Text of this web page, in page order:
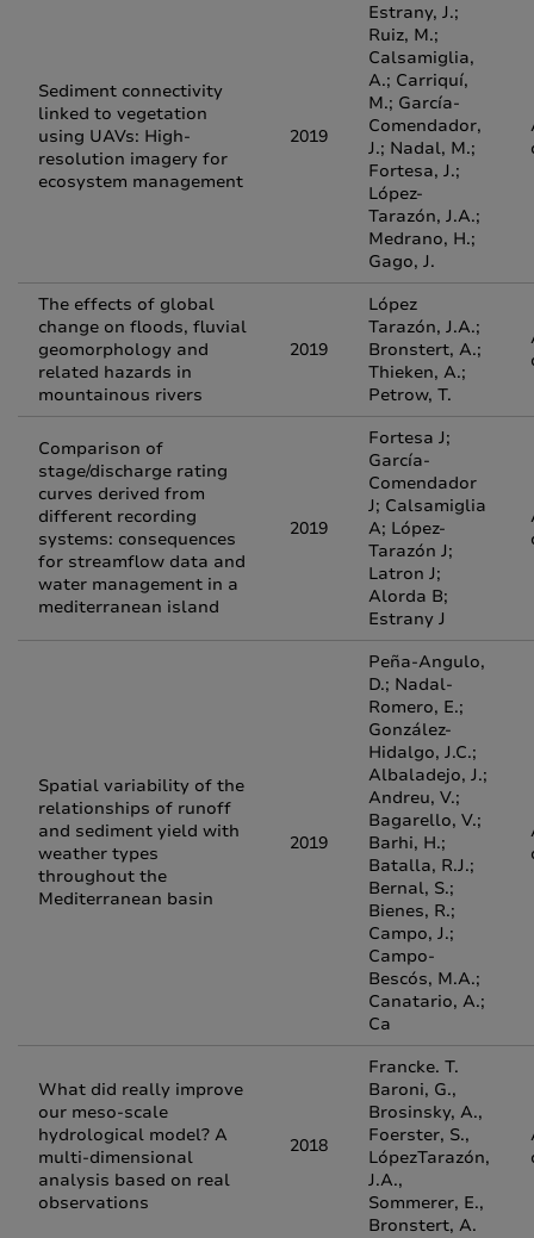
Sediment connectivity
linked to vegetation
using UAVs: High-
resolution imagery for
ecosystem management
2019
Estrany, J.;
Ruiz, M.;
Calsamiglia,
A.; Carriquí,
M.; García-
Comendador,
J.; Nadal, M.;
Fortesa, J.;
López-
Tarazón, J.A.;
Medrano, H.;
Gago, J.
The effects of global
change on floods, fluvial
geomorphology and
related hazards in
mountainous rivers
2019
López
Tarazón, J.A.;
Bronstert, A.;
Thieken, A.;
Petrow, T.
Comparison of
stage/discharge rating
curves derived from
different recording
systems: consequences
for streamflow data and
water management in a
mediterranean island
2019
Fortesa J;
García-
Comendador
J; Calsamiglia
A; López-
Tarazón J;
Latron J;
Alorda B;
Estrany J
Spatial variability of the
relationships of runoff
and sediment yield with
weather types
throughout the
Mediterranean basin
2019
Peña-Angulo,
D.; Nadal-
Romero, E.;
González-
Hidalgo, J.C.;
Albaladejo, J.;
Andreu, V.;
Bagarello, V.;
Barhi, H.;
Batalla, R.J.;
Bernal, S.;
Bienes, R.;
Campo, J.;
Campo-
Bescós, M.A.;
Canatario, A.;
Ca
What did really improve
our meso-scale
hydrological model? A
multi-dimensional
analysis based on real
observations
2018
Francke. T.
Baroni, G.,
Brosinsky, A.,
Foerster, S.,
LópezTarazón,
J.A.,
Sommerer, E.,
Bronstert, A.